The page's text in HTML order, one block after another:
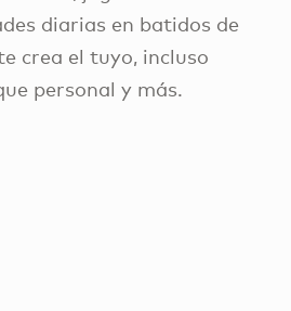
diarias en batidos de
crea el tuyo, incluso
personal y más.